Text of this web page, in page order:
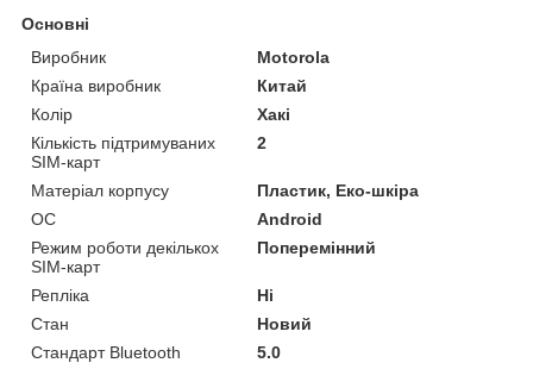
Основні
Виробник
Motorola
Країна виробник
Китай
Колір
Хакі
Кількість підтримуваних
SIM-карт
2
Матеріал корпусу
Пластик, Еко-шкіра
ОС
Android
Режим роботи декількох
SIM-карт
Поперемінний
Репліка
Ні
Стан
Новий
Стандарт Bluetooth
5.0